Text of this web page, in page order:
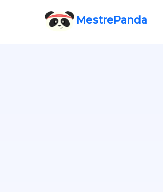
MestrePanda